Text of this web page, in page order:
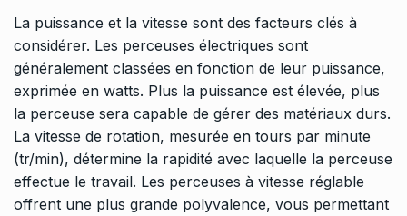
La puissance et la vitesse sont des facteurs clés à
considérer. Les perceuses électriques sont
généralement classées en fonction de leur puissance,
exprimée en watts. Plus la puissance est élevée, plus
la perceuse sera capable de gérer des matériaux durs.
La vitesse de rotation, mesurée en tours par minute
(tr/min), détermine la rapidité avec laquelle la perceuse
effectue le travail. Les perceuses à vitesse réglable
offrent une plus grande polyvalence, vous permettant